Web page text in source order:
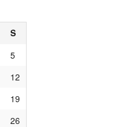
S
5
12
19
26